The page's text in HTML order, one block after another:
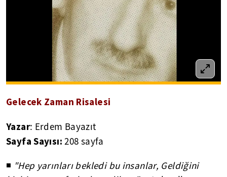
Gelecek Zaman Risalesi
Yazar: Erdem Bayazıt
Sayfa Sayısı: 208 sayfa
◾ "Hep yarınları bekledi bu insanlar, Geldiğini